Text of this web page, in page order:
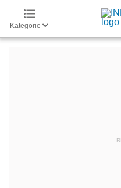
Kategorie